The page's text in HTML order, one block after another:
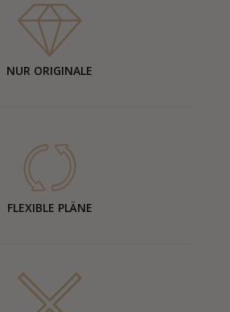
NUR ORIGINALE
FLEXIBLE PLÄNE